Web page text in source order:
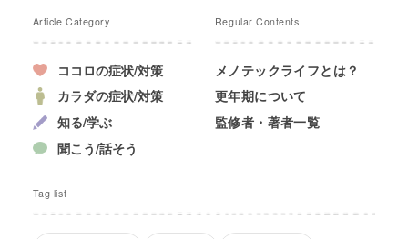
Article Category
ココロの症状/対策
カラダの症状/対策
知る/学ぶ
聞こう/話そう
Regular Contents
メノテックライフとは？
更年期について
監修者・著者一覧
Tag list